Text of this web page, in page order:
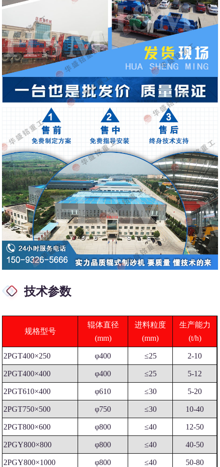
技术参数
规格型号
辊体直径
(mm)
进料粒度
(mm)
生产能力
(t/h)
2PGT400×250 φ400 ≤25 2-10
2PGT400×400 φ400 ≤25 5-12
2PGT610×400 φ610 ≤30 5-20
2PGT750×500 φ750 ≤30 10-40
2PGT800×600 φ800 ≤40 12-50
2PGY800×800 φ800 ≤40 40-50
2PGY800×1000 φ800 ≤40 50-80